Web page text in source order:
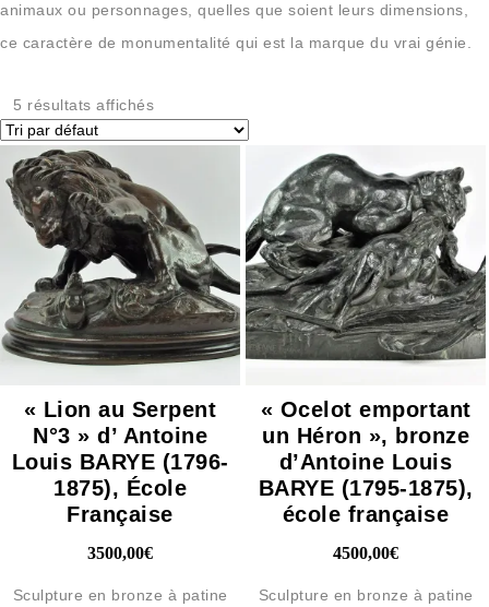
animaux ou personnages, quelles que soient leurs dimensions,
ce caractère de monumentalité qui est la marque du vrai génie.
5 résultats affichés
« Lion au Serpent
N°3 » d’ Antoine
Louis BARYE (1796-
1875), École
Française
3500,00€
Sculpture en bronze à patine
« Ocelot emportant
un Héron », bronze
d’Antoine Louis
BARYE (1795-1875),
école française
4500,00€
Sculpture en bronze à patine